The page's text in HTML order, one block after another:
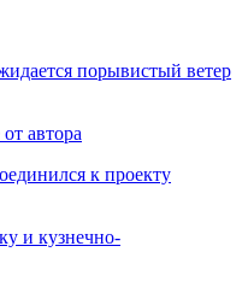
порывистый ветер
автора
к проекту
и кузнечно-